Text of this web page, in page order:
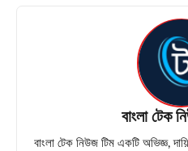
বাংলা টেক
বাংলা টেক নিউজ টিম একটি অভিজ্ঞ,